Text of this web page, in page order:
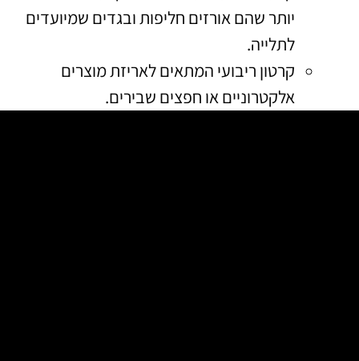
יותר שהם אורזים חליפות ובגדים שמיועדים
לתלייה.
קרטון ריבועי המתאים לאריזת מוצרים
אלקטרוניים או חפצים שבירים.